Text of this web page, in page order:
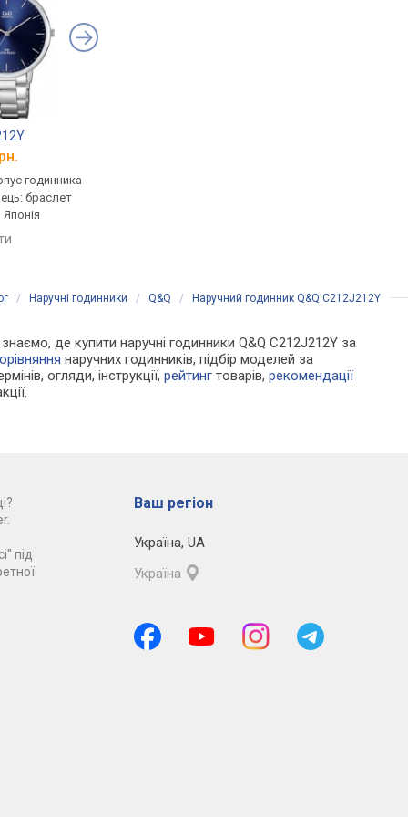
годинника
браслет
/ Наручні годинники / Q&Q / Наручний годинник Q&Q C212J212Y
де купити наручні годинники Q&Q C212J212Y за
наручних годинників, підбір моделей за
огляди, інструкції,рейтинг товарів,рекомендації
під
Ваш регіон
Україна, UA
Україна